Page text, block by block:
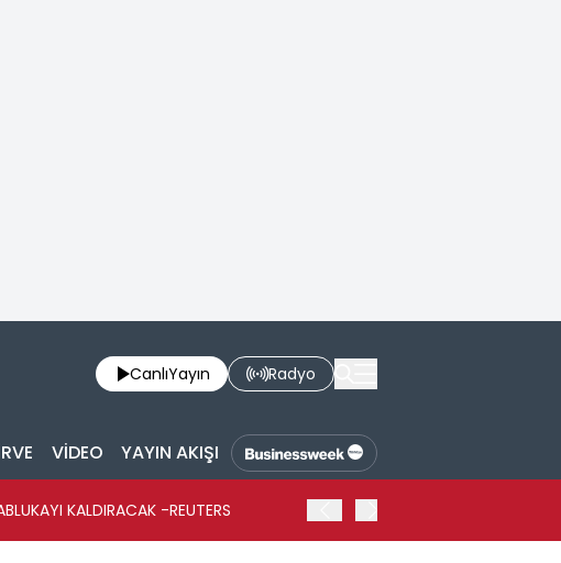
CanlıYayın Radyo
VİDEO YAYIN AKIŞI
KALDIRACAK -REUTERS